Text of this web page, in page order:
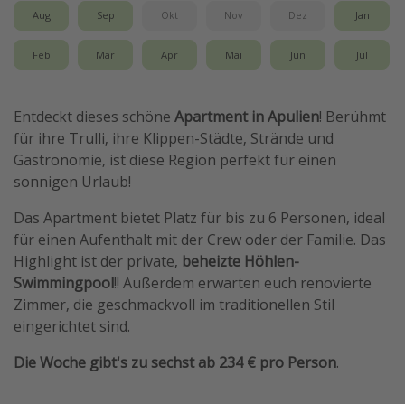
Hotels am Achensee
Weitere Themen
Reise Journal
Familienurlaub in der Türkei
Rundreisen in Thailand
Bahnreisen in der Schweiz
Reisepassfreie Reiseziele
Travel Know How
Silvesterreisen
Last Minute Urlaub Mallorca
Last Minute Urlaub Deutschland
Aug Sep Okt Nov Dez Jan
Feb Mär Apr Mai Jun Jul
Entdeckt dieses schöne Apartment in Apulien! Berühmt
für ihre Trulli, ihre Klippen-Städte, Strände und
Gastronomie, ist diese Region perfekt für einen
sonnigen Urlaub!
Das Apartment bietet Platz für bis zu 6 Personen, ideal
für einen Aufenthalt mit der Crew oder der Familie. Das
Highlight ist der private, beheizte Höhlen-
Swimmingpool!! Außerdem erwarten euch renovierte
Zimmer, die geschmackvoll im traditionellen Stil
eingerichtet sind.
Die Woche gibt's zu sechst ab 234 € pro Person.